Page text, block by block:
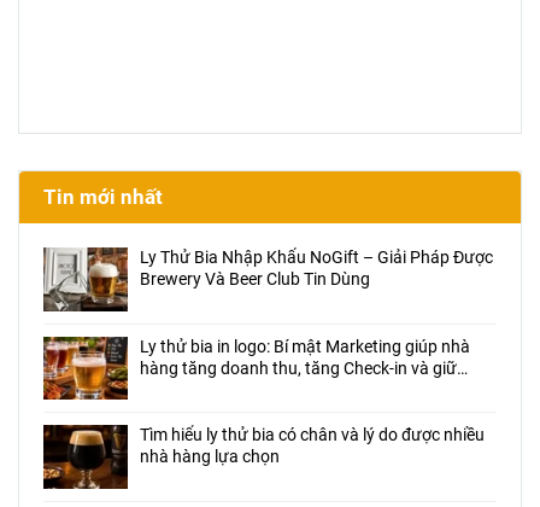
Tin mới nhất
Ly Thử Bia Nhập Khẩu NoGift – Giải Pháp Được
Brewery Và Beer Club Tin Dùng
Ly thử bia in logo: Bí mật Marketing giúp nhà
hàng tăng doanh thu, tăng Check-in và giữ
Tìm hiểu ly thử bia có chân và lý do được nhiều
nhà hàng lựa chọn